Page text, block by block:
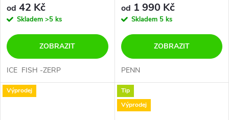
od 42 Kč
Skladem >5 ks
ZOBRAZIT
ICE FISH -ZERP
od 1 990 Kč
Skladem 5 ks
ZOBRAZIT
PENN
Výprodej
Tip
Výprodej